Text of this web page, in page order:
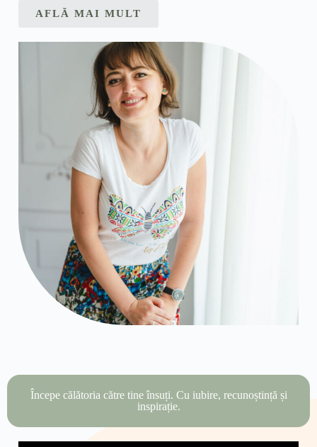
AFLĂ MAI MULT
Începe călătoria către tine însuți. Cu iubire, recunoștință și
inspirație.